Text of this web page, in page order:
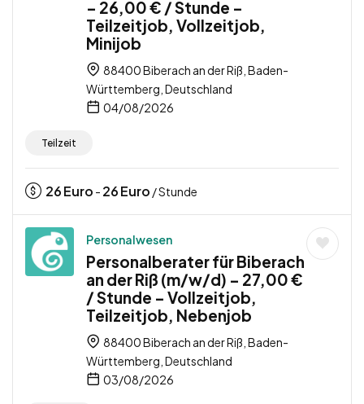
– 26,00 € / Stunde –
Teilzeitjob, Vollzeitjob,
Minijob
88400 Biberach an der Riß, Baden-
Württemberg, Deutschland
04/08/2026
Teilzeit
26Euro - 26Euro / Stunde
Personalwesen
Personalberater für Biberach
an der Riß (m/w/d) – 27,00 €
/ Stunde – Vollzeitjob,
Teilzeitjob, Nebenjob
88400 Biberach an der Riß, Baden-
Württemberg, Deutschland
03/08/2026